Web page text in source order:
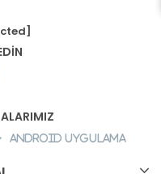
Android Uygulama